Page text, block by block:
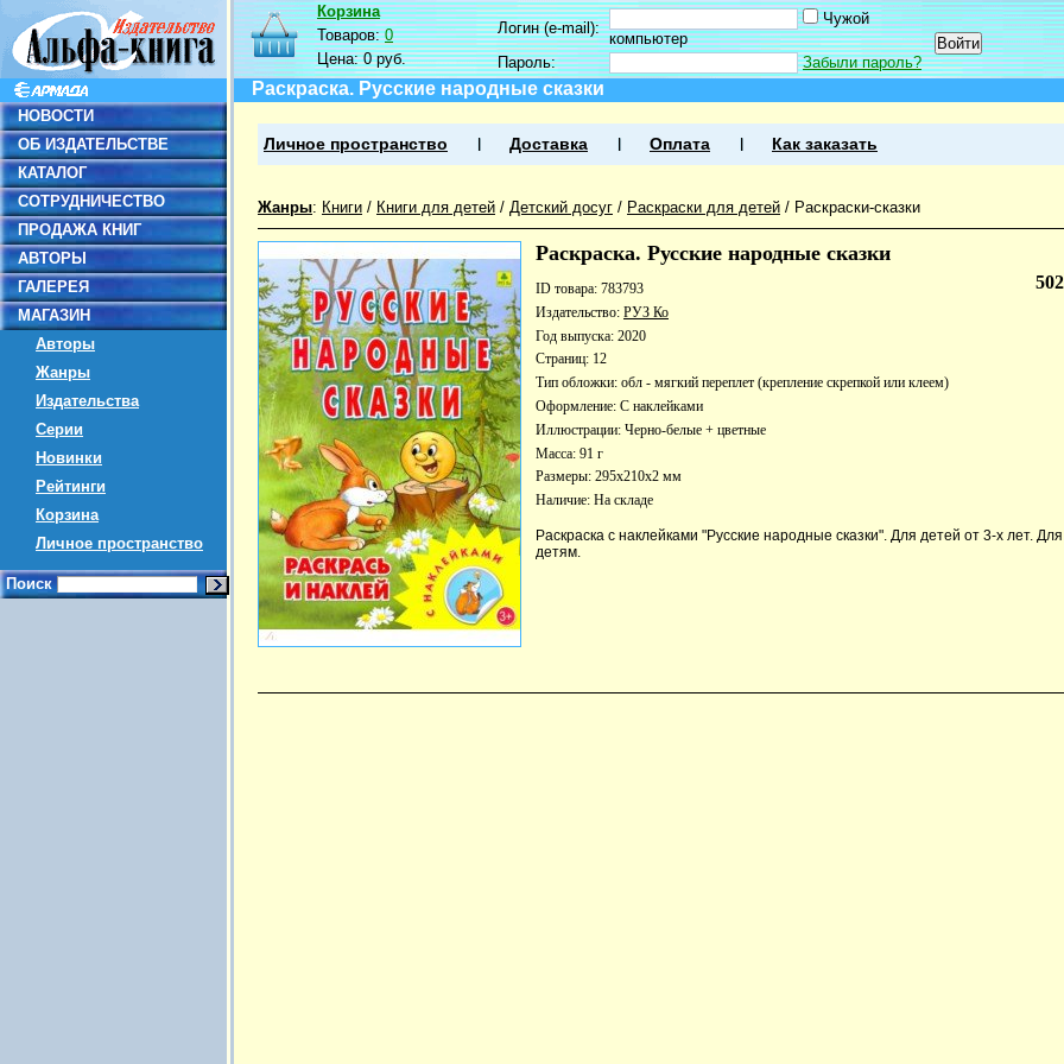
НОВОСТИ
ОБ ИЗДАТЕЛЬСТВЕ
КАТАЛОГ
СОТРУДНИЧЕСТВО
ПРОДАЖА КНИГ
АВТОРЫ
ГАЛЕРЕЯ
МАГАЗИН
Авторы
Жанры
Издательства
Серии
Новинки
Рейтинги
Корзина
Личное пространство
Поиск
Корзина
Товаров:0
Цена:0 руб.
Логин (e-mail):
Чужой
компьютер
Пароль:
Забыли пароль?
Раскраска. Русские народные сказки
Личное пространство Доставка Оплата Как заказать
Жанры: Книги / Книги для детей / Детский досуг / Раскраски для детей / Раскраски-сказки
Раскраска. Русские народные сказки
ID товара: 783793
Издательство: РУЗ Ко
Год выпуска: 2020
Страниц: 12
Тип обложки: обл - мягкий переплет (крепление скрепкой или клеем)
Оформление: С наклейками
Иллюстрации: Черно-белые + цветные
Масса: 91 г
Размеры: 295x210x2 мм
Наличие: На складе
Раскраска с наклейками "Русские народные сказки". Для детей от 3-х лет.
детям.